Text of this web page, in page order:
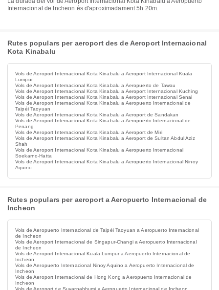
Internacional de Incheon és d'aproximadament 5h 20m.
Rutes populars per aeroport des de Aeroport Internacional
Kota Kinabalu
Vols de Aeroport Internacional Kota Kinabalu a Aeroport Internacional Kuala
Lumpur
Vols de Aeroport Internacional Kota Kinabalu a Aeropuerto de Tawau
Vols de Aeroport Internacional Kota Kinabalu a Aeroport Internacional Kuching
Vols de Aeroport Internacional Kota Kinabalu a Aeroport Internacional Senai
Vols de Aeroport Internacional Kota Kinabalu a Aeropuerto Internacional de
Taipéi Taoyuan
Vols de Aeroport Internacional Kota Kinabalu a Aeroport de Sandakan
Vols de Aeroport Internacional Kota Kinabalu a Aeropuerto Internacional de
Penang
Vols de Aeroport Internacional Kota Kinabalu a Aeroport de Miri
Vols de Aeroport Internacional Kota Kinabalu a Aeroport de Sultan Abdul Aziz
Shah
Vols de Aeroport Internacional Kota Kinabalu a Aeropuerto Internacional
Soekarno-Hatta
Vols de Aeroport Internacional Kota Kinabalu a Aeropuerto Internacional Ninoy
Aquino
Rutes populars per aeroport a Aeropuerto Internacional de
Incheon
Vols de Aeropuerto Internacional de Taipéi Taoyuan a Aeropuerto Internacional
de Incheon
Vols de Aeroport Internacional de Singapur-Changi a Aeropuerto Internacional
de Incheon
Vols de Aeroport Internacional Kuala Lumpur a Aeropuerto Internacional de
Incheon
Vols de Aeropuerto Internacional Ninoy Aquino a Aeropuerto Internacional de
Incheon
Vols de Aeroport Internacional de Hong Kong a Aeropuerto Internacional de
Incheon
Vols de Aeroport de Suvarnabhumi a Aeropuerto Internacional de Incheon